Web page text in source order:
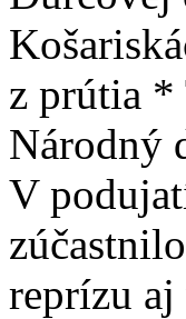
z prútia *
Národný
V
reprízu aj